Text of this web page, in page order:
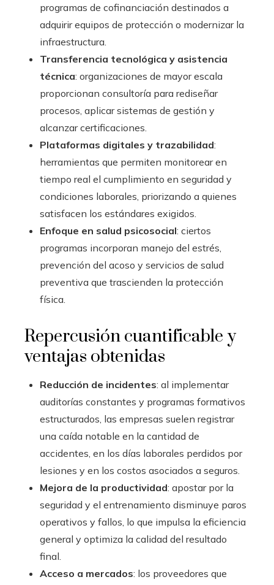
programas de cofinanciación destinados a
adquirir equipos de protección o modernizar la
infraestructura.
Transferencia tecnológica y asistencia
técnica: organizaciones de mayor escala
proporcionan consultoría para rediseñar
procesos, aplicar sistemas de gestión y
alcanzar certificaciones.
Plataformas digitales y trazabilidad:
herramientas que permiten monitorear en
tiempo real el cumplimiento en seguridad y
condiciones laborales, priorizando a quienes
satisfacen los estándares exigidos.
Enfoque en salud psicosocial: ciertos
programas incorporan manejo del estrés,
prevención del acoso y servicios de salud
preventiva que trascienden la protección
física.
Repercusión cuantificable y
ventajas obtenidas
Reducción de incidentes: al implementar
auditorías constantes y programas formativos
estructurados, las empresas suelen registrar
una caída notable en la cantidad de
accidentes, en los días laborales perdidos por
lesiones y en los costos asociados a seguros.
Mejora de la productividad: apostar por la
seguridad y el entrenamiento disminuye paros
operativos y fallos, lo que impulsa la eficiencia
general y optimiza la calidad del resultado
final.
Acceso a mercados: los proveedores que